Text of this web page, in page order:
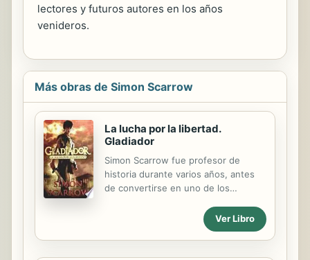
lectores y futuros autores en los años
venideros.
Más obras de Simon Scarrow
La lucha por la libertad.
Gladiador
Simon Scarrow fue profesor de
historia durante varios años, antes
de convertirse en uno de los
ámbito de la narrativa histórica al
crear la serie narrativa sobre Macro y
Cato, situada en tiempos del Imperio
romano. Títulos como El águila del
Ver Libro